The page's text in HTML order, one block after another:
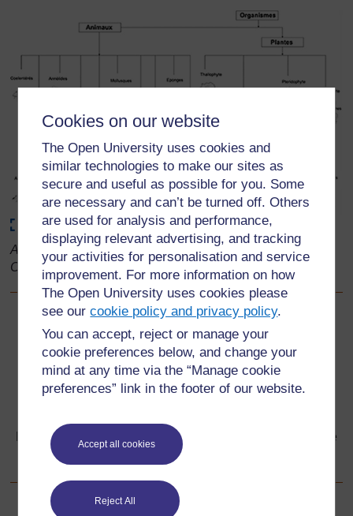
Cookies on our website
The Open University uses cookies and
similar technologies to make our sites as
secure and useful as possible for you. Some
are necessary and can’t be turned off. Others
are used for analysis and performance,
displaying relevant advertising, and tracking
your activities for personalisation and service
improvement. For more information on how
The Open University uses cookies please
see ourcookie policy and privacy policy.
You can accept, reject or manage your
cookie preferences below, and change your
mind at any time via the “Manage cookie
preferences” link in the footer of our website.
Accept all cookies
Reject All
Maximise
Adapté de: Active Science 1, Coles, Gott and Thornley,
Collins Educational
Ressource 1 : Un arbre généalogique africain
Ressource 3 : Les sept caractères communs à l’ensemble
des êtres vivants